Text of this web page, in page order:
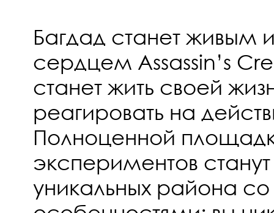
Багдад станет
сердцем Assassin’s
станет жить своей
реагировать на
Полноценной
экспериментов
уникальных района